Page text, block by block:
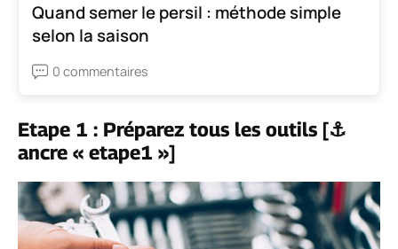
Quand semer le persil : méthode simple
selon la saison
0 commentaires
Etape 1 : Préparez tous les outils [⚓
ancre « etape1 »]